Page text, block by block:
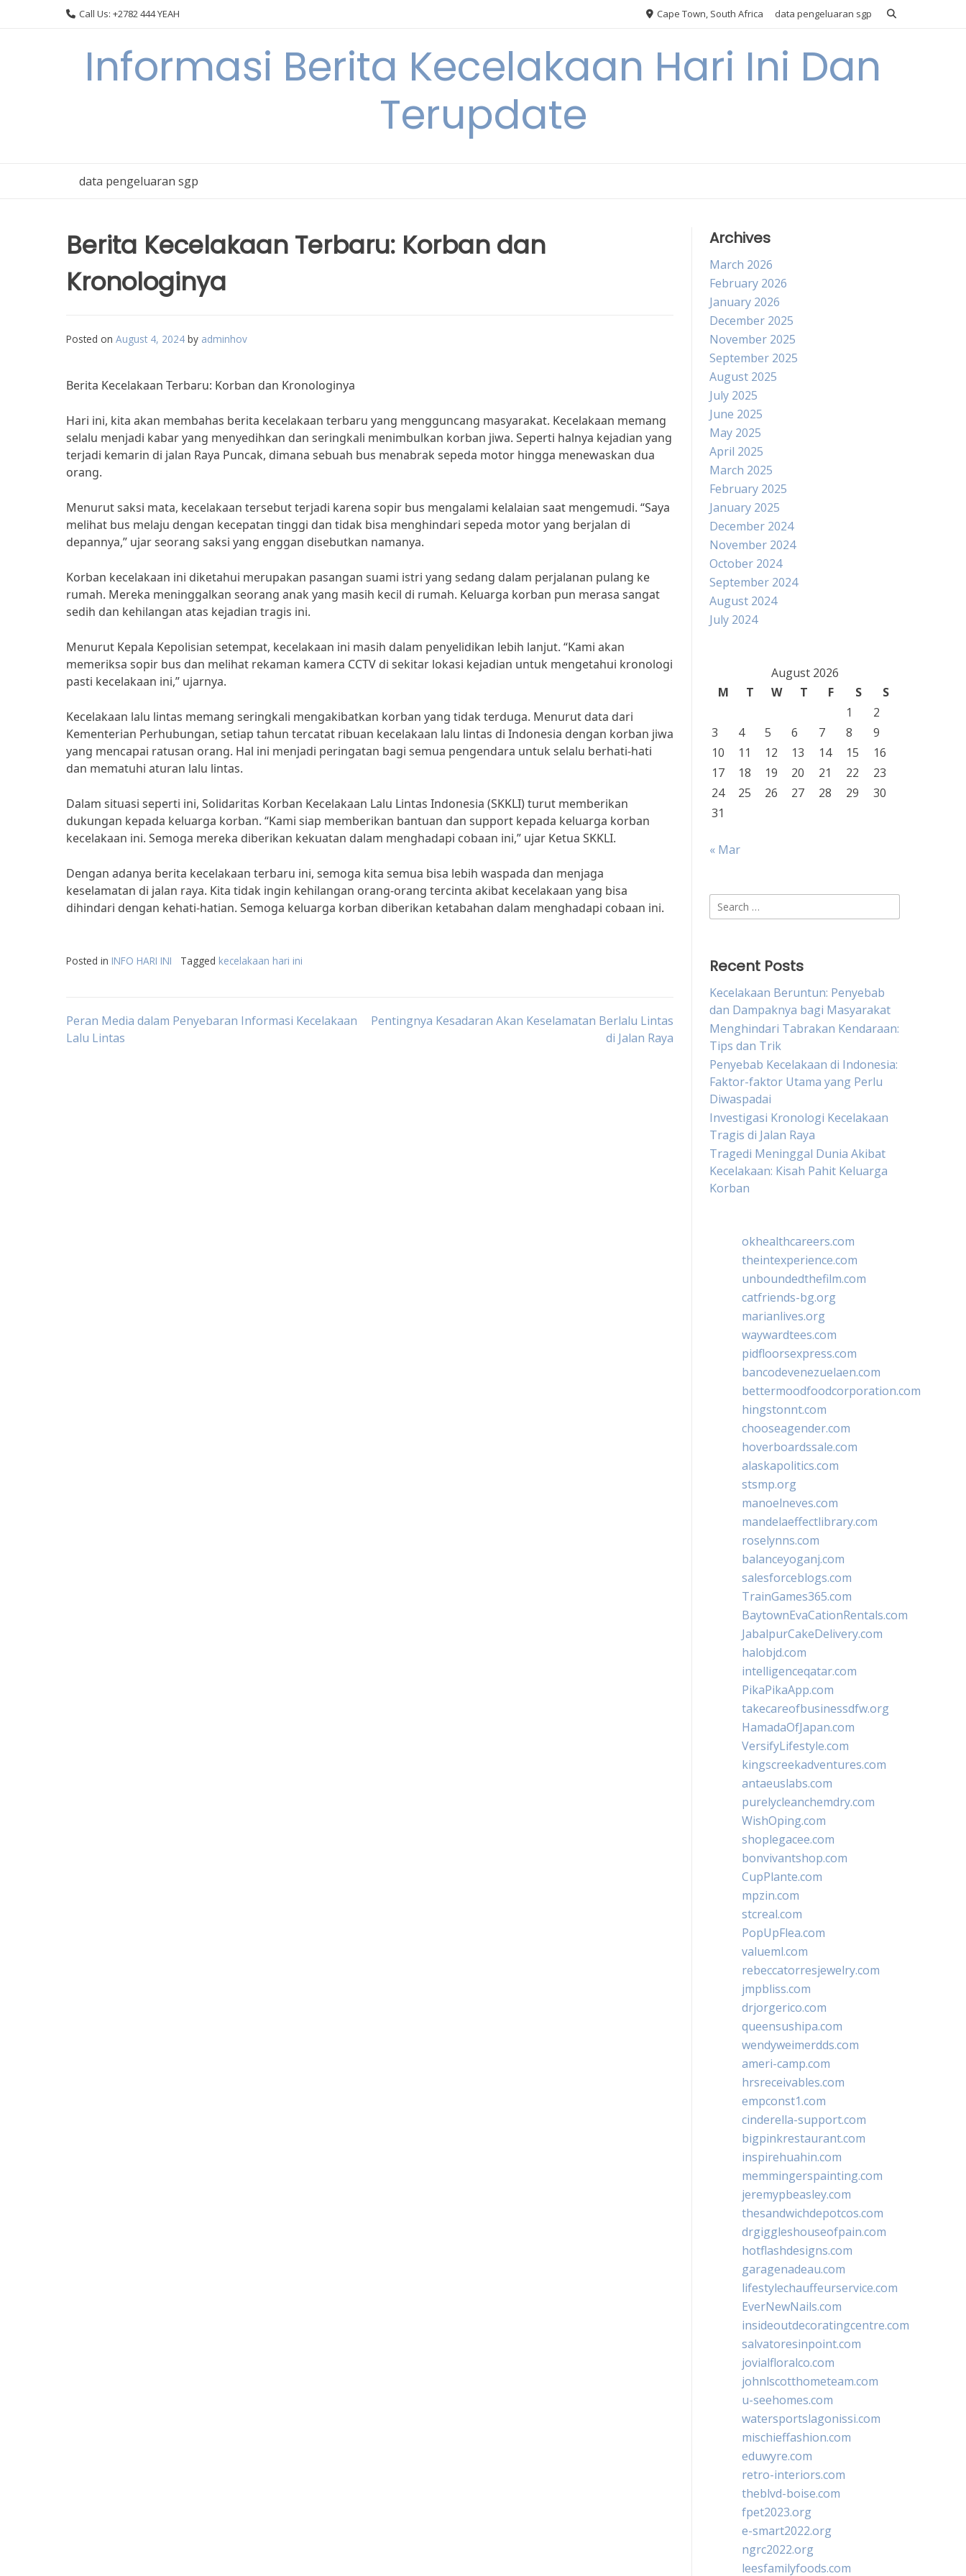
Call Us: +2782 444 YEAH Cape Town, South Africa data pengeluaran sgp
Informasi Berita Kecelakaan Hari Ini Dan
Terupdate
data pengeluaran sgp
Berita Kecelakaan Terbaru: Korban dan
Kronologinya
Posted on August 4, 2024 by adminhov
Berita Kecelakaan Terbaru: Korban dan Kronologinya
Hari ini, kita akan membahas berita kecelakaan terbaru yang mengguncang masyarakat. Kecelakaan memang
selalu menjadi kabar yang menyedihkan dan seringkali menimbulkan korban jiwa. Seperti halnya kejadian yang
terjadi kemarin di jalan Raya Puncak, dimana sebuah bus menabrak sepeda motor hingga menewaskan dua
orang.
Menurut saksi mata, kecelakaan tersebut terjadi karena sopir bus mengalami kelalaian saat mengemudi. “Saya
melihat bus melaju dengan kecepatan tinggi dan tidak bisa menghindari sepeda motor yang berjalan di
depannya,” ujar seorang saksi yang enggan disebutkan namanya.
Korban kecelakaan ini diketahui merupakan pasangan suami istri yang sedang dalam perjalanan pulang ke
rumah. Mereka meninggalkan seorang anak yang masih kecil di rumah. Keluarga korban pun merasa sangat
sedih dan kehilangan atas kejadian tragis ini.
Menurut Kepala Kepolisian setempat, kecelakaan ini masih dalam penyelidikan lebih lanjut. “Kami akan
memeriksa sopir bus dan melihat rekaman kamera CCTV di sekitar lokasi kejadian untuk mengetahui kronologi
pasti kecelakaan ini,” ujarnya.
Kecelakaan lalu lintas memang seringkali mengakibatkan korban yang tidak terduga. Menurut data dari
Kementerian Perhubungan, setiap tahun tercatat ribuan kecelakaan lalu lintas di Indonesia dengan korban jiwa
yang mencapai ratusan orang. Hal ini menjadi peringatan bagi semua pengendara untuk selalu berhati-hati
dan mematuhi aturan lalu lintas.
Dalam situasi seperti ini, Solidaritas Korban Kecelakaan Lalu Lintas Indonesia (SKKLI) turut memberikan
dukungan kepada keluarga korban. “Kami siap memberikan bantuan dan support kepada keluarga korban
kecelakaan ini. Semoga mereka diberikan kekuatan dalam menghadapi cobaan ini,” ujar Ketua SKKLI.
Dengan adanya berita kecelakaan terbaru ini, semoga kita semua bisa lebih waspada dan menjaga
keselamatan di jalan raya. Kita tidak ingin kehilangan orang-orang tercinta akibat kecelakaan yang bisa
dihindari dengan kehati-hatian. Semoga keluarga korban diberikan ketabahan dalam menghadapi cobaan ini.
Posted in INFO HARI INI Tagged kecelakaan hari ini
Post
Peran Media dalam Penyebaran Informasi Kecelakaan
Lalu Lintas
Pentingnya Kesadaran Akan Keselamatan Berlalu Lintas
di Jalan Raya
Archives
March 2026
February 2026
January 2026
December 2025
November 2025
September 2025
August 2025
July 2025
June 2025
May 2025
April 2025
March 2025
February 2025
January 2025
December 2024
November 2024
October 2024
September 2024
August 2024
July 2024
August 2026
M
T W T F S
S
1
2
3
4 5 6 7 8
9
10
11 12 13 14 15
16
17
18 19 20 21 22
23
24
25 26 27 28 29
30
31
« Mar
Search
for:
Recent Posts
Kecelakaan Beruntun: Penyebab
dan Dampaknya bagi Masyarakat
Menghindari Tabrakan Kendaraan:
Tips dan Trik
Penyebab Kecelakaan di Indonesia:
Faktor-faktor Utama yang Perlu
Diwaspadai
Investigasi Kronologi Kecelakaan
Tragis di Jalan Raya
Tragedi Meninggal Dunia Akibat
Kecelakaan: Kisah Pahit Keluarga
Korban
okhealthcareers.com
theintexperience.com
unboundedthefilm.com
catfriends-bg.org
marianlives.org
waywardtees.com
pidfloorsexpress.com
bancodevenezuelaen.com
bettermoodfoodcorporation.com
hingstonnt.com
chooseagender.com
hoverboardssale.com
alaskapolitics.com
stsmp.org
manoelneves.com
mandelaeffectlibrary.com
roselynns.com
balanceyoganj.com
salesforceblogs.com
TrainGames365.com
BaytownEvaCationRentals.com
JabalpurCakeDelivery.com
halobjd.com
intelligenceqatar.com
PikaPikaApp.com
takecareofbusinessdfw.org
HamadaOfJapan.com
VersifyLifestyle.com
kingscreekadventures.com
antaeuslabs.com
purelycleanchemdry.com
WishOping.com
shoplegacee.com
bonvivantshop.com
CupPlante.com
mpzin.com
stcreal.com
PopUpFlea.com
valueml.com
rebeccatorresjewelry.com
jmpbliss.com
drjorgerico.com
queensushipa.com
wendyweimerdds.com
ameri-camp.com
hrsreceivables.com
empconst1.com
cinderella-support.com
bigpinkrestaurant.com
inspirehuahin.com
memmingerspainting.com
jeremypbeasley.com
thesandwichdepotcos.com
drgiggleshouseofpain.com
hotflashdesigns.com
garagenadeau.com
lifestylechauffeurservice.com
EverNewNails.com
insideoutdecoratingcentre.com
salvatoresinpoint.com
jovialfloralco.com
johnlscotthometeam.com
u-seehomes.com
watersportslagonissi.com
mischieffashion.com
eduwyre.com
retro-interiors.com
theblvd-boise.com
fpet2023.org
e-smart2022.org
ngrc2022.org
leesfamilyfoods.com